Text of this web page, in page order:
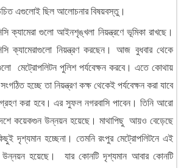
এগুলোই ছিল আলোচনার বিষয়বস্তু।
ক্যামেরা গুলো আইনশৃঙ্খলা নিয়ন্ত্রণে ভূমিকা রাখছে।
ক্যামেরাগুলো নিয়ন্ত্রণ করছেন। আজ বুধবার থেকে
মেট্রোপলিটন পুলিশ পর্যবেক্ষন করবে। এতে কোথায়
সংগঠিত হচ্ছে তা নিয়ন্ত্রণ কক্ষ থেকেই পর্যবেক্ষন করা যাবে
গ্রহণ করা হবে। এর সুফল নগরবাসি পাবেন। তিনি আরো
কয়েকগুন উন্নয়ন হয়েছে। মাথাপিছু আয়ও বেড়েছে
দৃশ্যমান হচ্ছেনা। তেমনি রংপুর মেট্রোপলিটনে এই
উন্নয়ন হয়েছে। যার কোনটি দৃশ্যমান আবার কোনটি